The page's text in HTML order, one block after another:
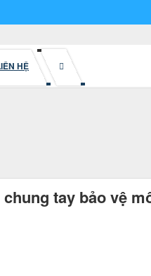
HỆ
tay bảo vệ